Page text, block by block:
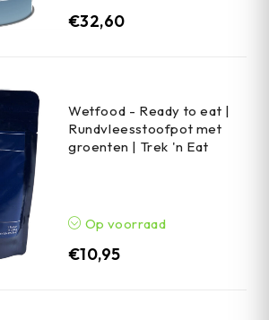
€32,60
Wetfood - Ready to eat |
Rundvleesstoofpot met
groenten | Trek 'n Eat
Op voorraad
€10,95